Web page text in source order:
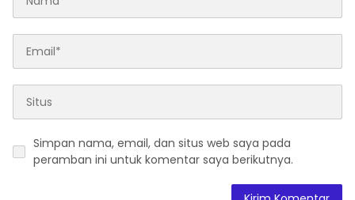
Simpan nama, email, dan situs web saya pada
peramban ini untuk komentar saya berikutnya.